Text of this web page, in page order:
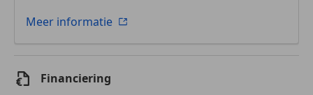
Meer informatie
Financiering